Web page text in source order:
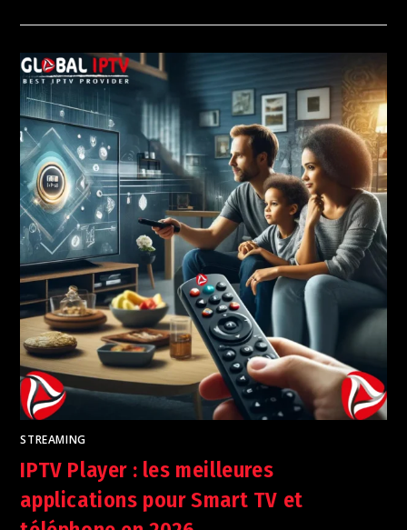
STREAMING
IPTV Player : les meilleures
applications pour Smart TV et